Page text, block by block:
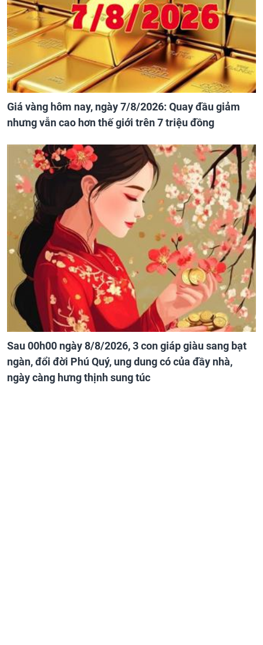
Giá vàng hôm nay, ngày 7/8/2026: Quay đầu giảm
nhưng vẫn cao hơn thế giới trên 7 triệu đồng
Sau 00h00 ngày 8/8/2026, 3 con giáp giàu sang bạt
ngàn, đổi đời Phú Quý, ung dung có của đầy nhà,
ngày càng hưng thịnh sung túc